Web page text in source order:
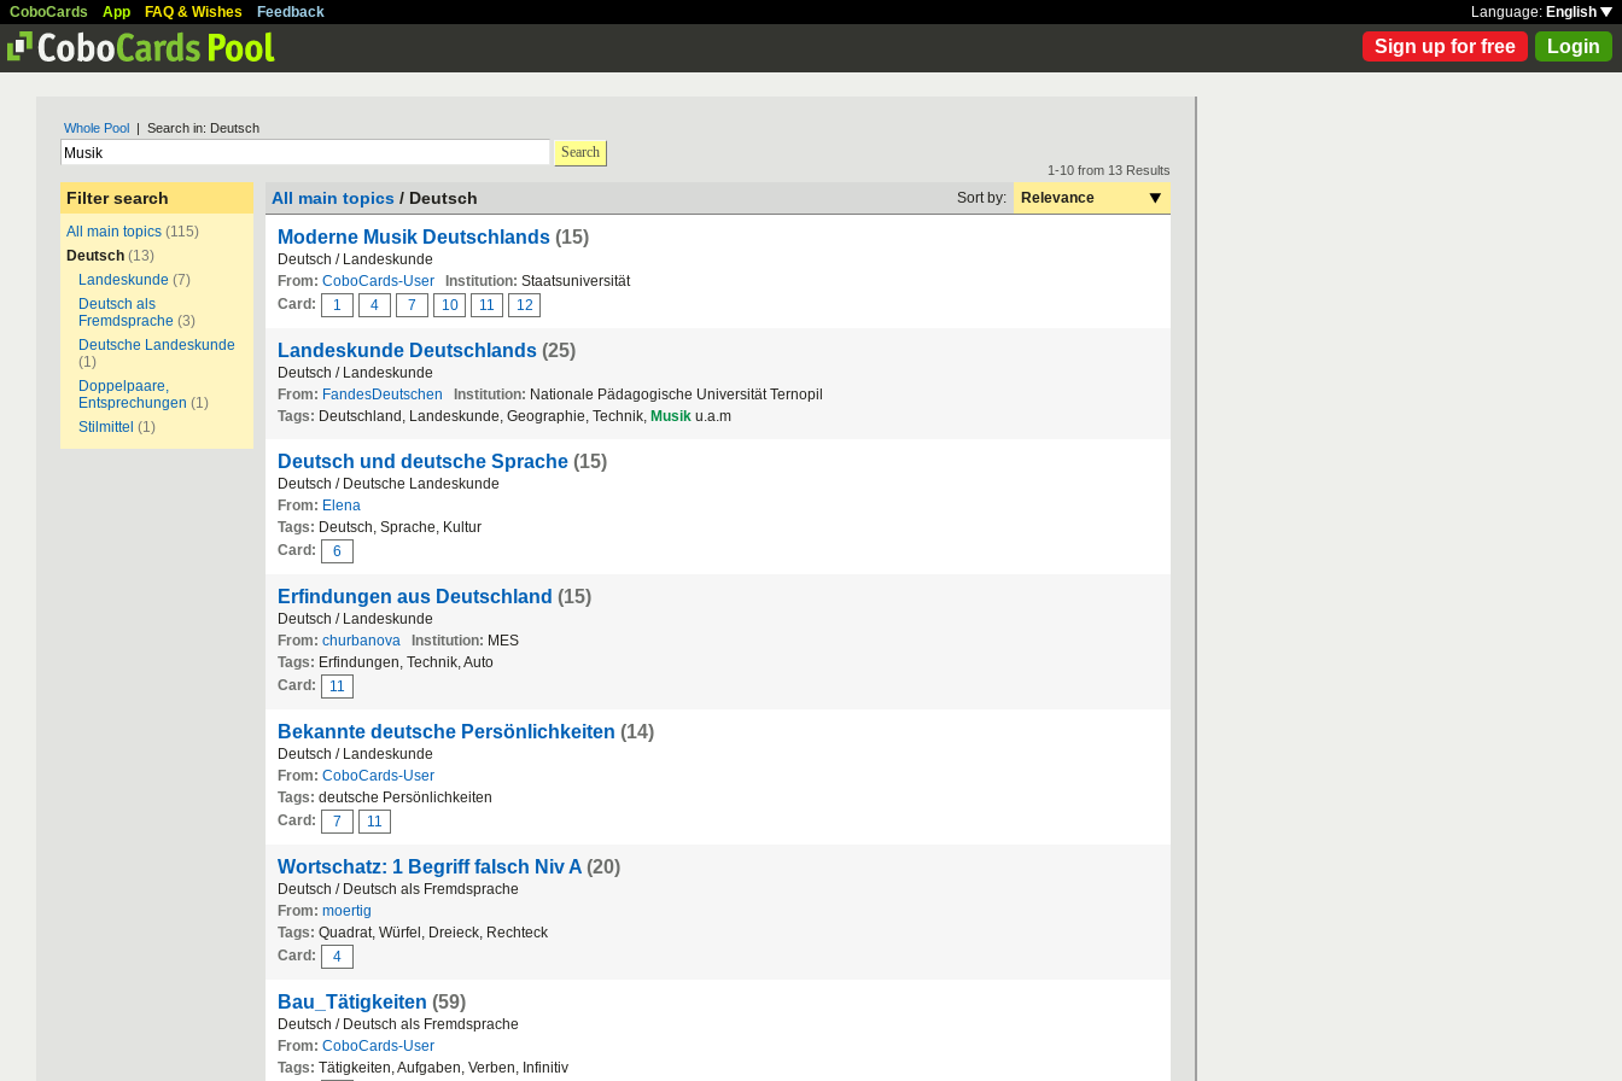
CoboCards App FAQ & Wishes Feedback Language: English
Sign up for free Login
Whole Pool | Search in: Deutsch
Search
Filter search
All main topics (115)
Deutsch (13)
Landeskunde (7)
Deutsch als
Fremdsprache (3)
Deutsche Landeskunde
(1)
Doppelpaare,
Entsprechungen (1)
Stilmittel (1)
1-10 from 13 Results
All main topics / Deutsch Sort by: Relevance
Moderne Musik Deutschlands (15)
Deutsch / Landeskunde
From: CoboCards-User Institution: Staatsuniversität
Card:
1 4 7 10 11 12
Landeskunde Deutschlands (25)
Deutsch / Landeskunde
From: FandesDeutschen Institution: Nationale Pädagogische Universität Ternopil
Tags: Deutschland, Landeskunde, Geographie, Technik, Musik u.a.m
Deutsch und deutsche Sprache (15)
Deutsch / Deutsche Landeskunde
From: Elena
Tags: Deutsch, Sprache, Kultur
Card:
6
Erfindungen aus Deutschland (15)
Deutsch / Landeskunde
From: churbanova Institution: MES
Tags: Erfindungen, Technik, Auto
Card:
11
Bekannte deutsche Persönlichkeiten (14)
Deutsch / Landeskunde
From: CoboCards-User
Tags: deutsche Persönlichkeiten
Card:
7 11
Wortschatz: 1 Begriff falsch Niv A (20)
Deutsch / Deutsch als Fremdsprache
From: moertig
Tags: Quadrat, Würfel, Dreieck, Rechteck
Card:
4
Bau_Tätigkeiten (59)
Deutsch / Deutsch als Fremdsprache
From: CoboCards-User
Tags: Tätigkeiten, Aufgaben, Verben, Infinitiv